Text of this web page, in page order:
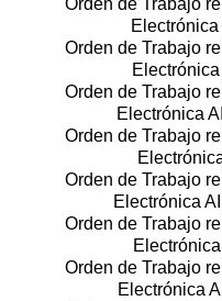
Orden de Trabajo
Orden de Trabajo
Orden de Trabajo
Electrónica
Orden de Trabajo
Orden de Trabajo
Electrónica
Orden de Trabajo
Orden de Trabajo
Electrónica